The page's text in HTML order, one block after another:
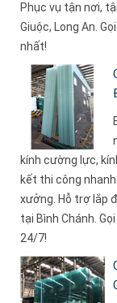
Phục vụ tận nơi,
Giuộc, Long An.
nhất!
kính cường lực,
kết thi công
xưởng. Hỗ trợ lắp
tại Bình Chánh.
24/7!